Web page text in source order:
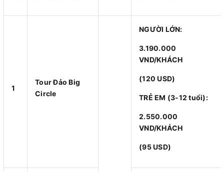
1
Tour Đảo Big
Circle
NGƯỜI LỚN:
3.190.000
VND/KHÁCH
(120 USD)
TRẺ EM (3-12 tuổi):
2.550.000
VND/KHÁCH
(95 USD)